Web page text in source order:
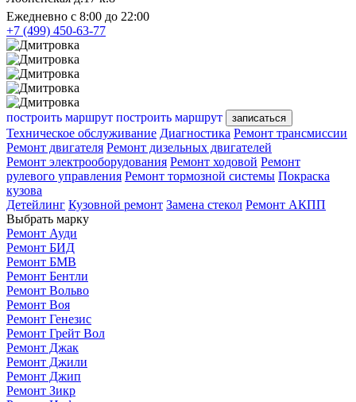
Ежедневно с 8:00 до 22:00
+7 (499) 450-63-77
построить маршрут построить маршрут записаться
Техническое обслуживание Диагностика Ремонт трансмиссии
Ремонт двигателя Ремонт дизельных двигателей
Ремонт электрооборудования Ремонт ходовой Ремонт
рулевого управления Ремонт тормозной системы Покраска
кузова
Детейлинг Кузовной ремонт Замена стекол Ремонт АКПП
Выбрать марку
Ремонт Ауди
Ремонт БИД
Ремонт БМВ
Ремонт Бентли
Ремонт Вольво
Ремонт Воя
Ремонт Генезис
Ремонт Грейт Вол
Ремонт Джак
Ремонт Джили
Ремонт Джип
Ремонт Зикр